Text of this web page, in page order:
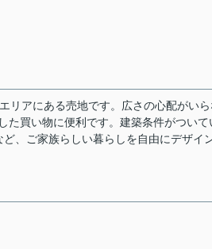
リアにある売地です。広さの心配がい
た買い物に便利です。建築条件がついて
、ご家族らしい暮らしを自由にデザイ